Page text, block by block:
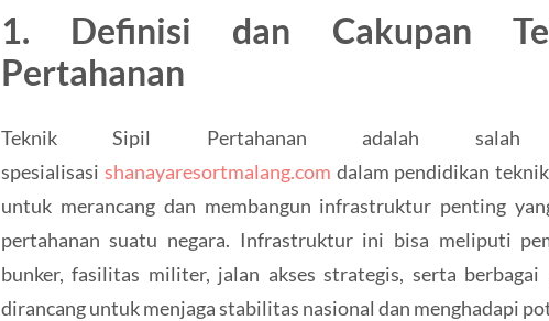
1. Definisi dan Cakupan
Pertahanan
Teknik Sipil Pertahanan adalah
spesialisasi shanayaresortmalang.com dalam pendidikan
untuk merancang dan membangun infrastruktur penting
pertahanan suatu negara. Infrastruktur ini bisa meliputi
bunker, fasilitas militer, jalan akses strategis, serta berbagai
dirancang untuk menjaga stabilitas nasional dan menghadapi